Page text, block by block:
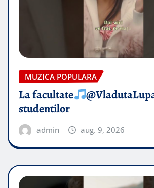
MUZICA POPULARA
La facultate
studentilor
admin aug. 9, 2026